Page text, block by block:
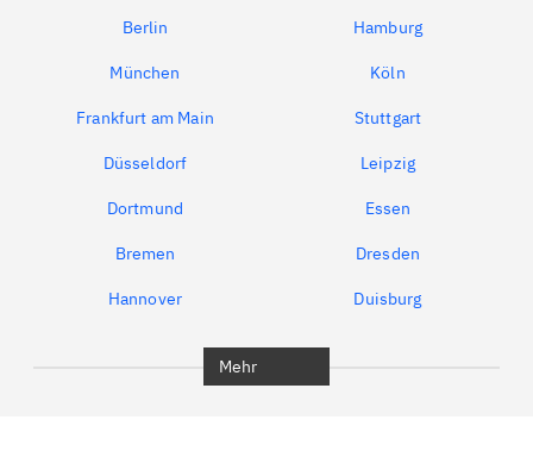
Berlin Hamburg
München Köln
Frankfurt am Main Stuttgart
Düsseldorf Leipzig
Dortmund Essen
Bremen Dresden
Hannover Duisburg
Mehr